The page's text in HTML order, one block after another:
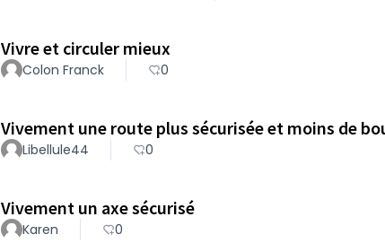
Vivre et circuler mieux
Colon Franck 0
Vivement une route plus sécurisée et moins de
Libellule44 0
Vivement un axe sécurisé
Karen 0